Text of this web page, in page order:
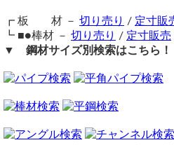
※当店発行のカード決済領収書は
も収入印紙はつきません。
※法的に有効な書類ではありませ
ミルシートは基本的には発行い
当店取り扱い商品のミルシートは
裁断機の仕様上、最少カットは
ます。（大口径の丸棒等、商品
しいものもございます）
発生する場合がございます。
での大量注文はお受けできかね
長さ1900mm 数量：4 14,280円
長さ1550mm 数量：2 6,320円 4.062kg
---------------------------------------
ねじ込み式鋼管継手 白SGP
ソケット 白 外径21.7 / 15A 数量：2
キャップ 白 外径21.7 / 15A 数量：16
小計：47,560円
多数同時注文割引：(-460円)
センター穴以外の穴あけは要見積とな
注文時に図面を添付いただけたら価
きます・
┏ 板 材 － 切り売り / 定寸販
┗ ■●棒材 － 切り売り / 定寸販売
▼ 鋼材サイズ別検索はこちら！